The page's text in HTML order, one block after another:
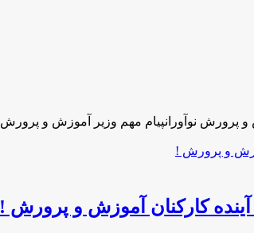
و پرورش نوآورانپیام مهم وزیر آموزش و پرورش
کارکنان آموزش و پرورش !